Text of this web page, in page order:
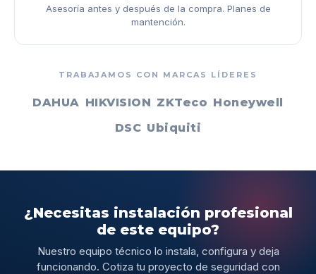
Asesoría antes y después de la compra. Planes de
mantención.
TRABAJAMOS CON MARCAS LÍDERES
DAHUA HIKVISION ZKTeco Honeywell
DSC Ubiquiti
¿Necesitas instalación profesional
de este equipo?
Nuestro equipo técnico lo instala, configura y deja
funcionando. Cotiza tu proyecto de seguridad con